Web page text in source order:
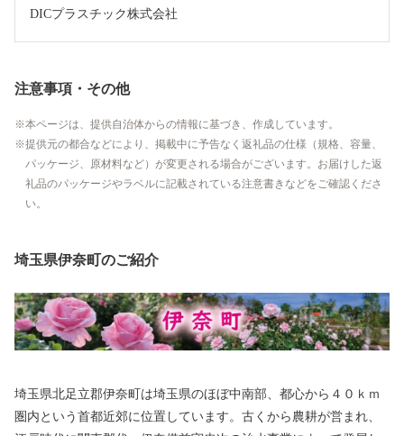
DICプラスチック株式会社
注意事項・その他
本ページは、提供自治体からの情報に基づき、作成しています。
提供元の都合などにより、掲載中に予告なく返礼品の仕様（規格、容量、
パッケージ、原材料など）が変更される場合がございます。お届けした返
礼品のパッケージやラベルに記載されている注意書きなどをご確認くださ
い。
埼玉県伊奈町のご紹介
埼玉県北足立郡伊奈町は埼玉県のほぼ中南部、都心から４０ｋｍ
圏内という首都近郊に位置しています。古くから農耕が営まれ、